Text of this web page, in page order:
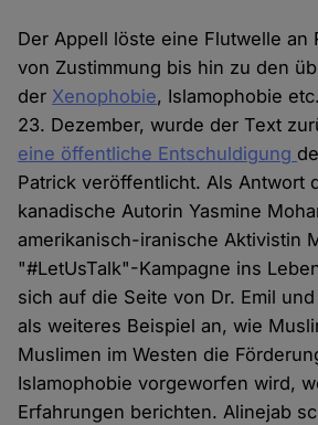
Der Appell löste eine Flutwelle an
von Zustimmung bis hin zu den
der Xenophobie, Islamophobie
23. Dezember, wurde der Text
eine öffentliche Entschuldigung
Patrick veröffentlicht. Als Antwort
kanadische Autorin Yasmine
amerikanisch-iranische Aktivistin
"#LetUsTalk"-Kampagne ins
sich auf die Seite von Dr. Emil
als weiteres Beispiel an, wie
Muslimen im Westen die
Islamophobie vorgeworfen wird,
Erfahrungen berichten. Alinejab